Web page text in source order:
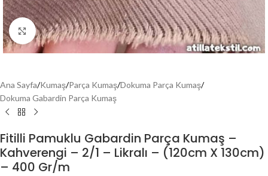
Genişlet
Ana Sayfa/Kumaş/Parça Kumaş/Dokuma Parça Kumaş/
Dokuma Gabardin Parça Kumaş
Fitilli Pamuklu Gabardin Parça Kumaş –
Kahverengi – 2/1 – Likralı – (120cm X 130cm)
– 400 Gr/m